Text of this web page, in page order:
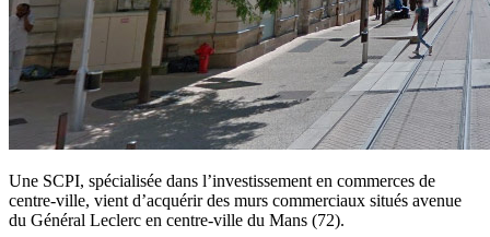
Une SCPI, spécialisée dans l’investissement en commerces de
centre-ville, vient d’acquérir des murs commerciaux situés avenue
du Général Leclerc en centre-ville du Mans (72).